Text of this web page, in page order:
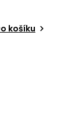
košíku